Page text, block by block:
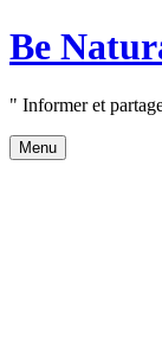
Aller
au
Be
" Informer et
Menu